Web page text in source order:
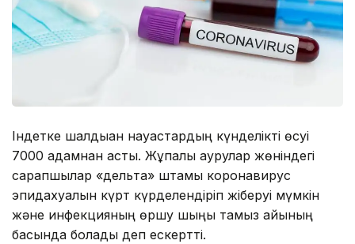
Індетке шалдыққан науқастардың күнделікті өсуі
7000 адамнан асты. Жұқпалы аурулар жөніндегі
сарапшылар «дельта» штамы коронавирус
эпидахуалын күрт күрделендіріп жіберуі мүмкін
және инфекцияның өршу шыңы тамыз айының
басында болады деп ескертті.